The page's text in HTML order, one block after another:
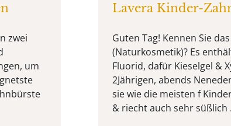
zwei
um
Lavera Kinder-
Guten Tag! Kennen Sie
(Naturkosmetik)? Es
Fluorid, dafür Kieselgel &
2Jährigen, abends
sie wie die meisten f
& riecht auch sehr süßlich